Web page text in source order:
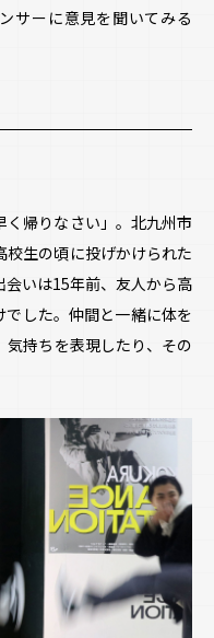
サーに意見を聞いてみる
帰りなさい」。北九州市
生の頃に投げかけられた
いは15年前、友人から高
した。仲間と一緒に体を
持ちを表現したり、その